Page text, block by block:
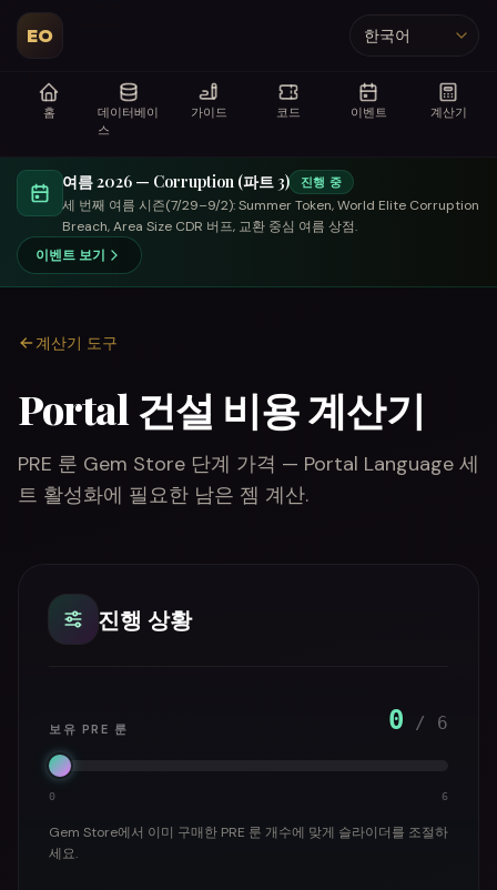
EO 언어
홈
데이터베이
스
가이드 코드 이벤트 계산기
여름 2026 — Corruption (파트 3) 진행 중
세 번째 여름 시즌(7/29–9/2): Summer Token, World Elite Corruption
Breach, Area Size CDR 버프, 교환 중심 여름 상점.
이벤트 보기
계산기 도구
Portal 건설 비용 계산기
PRE 룬 Gem Store 단계 가격 — Portal Language 세
트 활성화에 필요한 남은 젬 계산.
진행 상황
보유 PRE 룬 0 / 6
0 6
Gem Store에서 이미 구매한 PRE 룬 개수에 맞게 슬라이더를 조절하
세요.